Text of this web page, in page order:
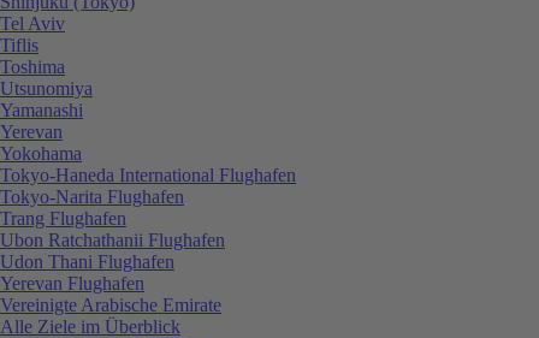
Tel Aviv
Tiflis
Toshima
Utsunomiya
Yamanashi
Yerevan
Yokohama
Tokyo-Haneda International Flughafen
Tokyo-Narita Flughafen
Trang Flughafen
Ubon Ratchathanii Flughafen
Udon Thani Flughafen
Yerevan Flughafen
Vereinigte Arabische Emirate
Alle Ziele im Überblick